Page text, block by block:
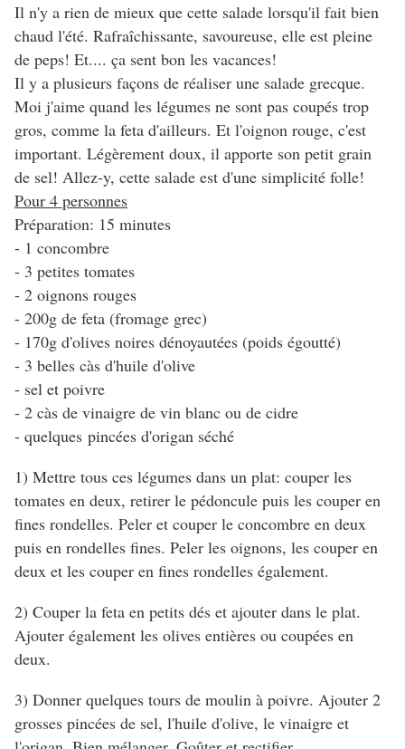
Il n'y a rien de mieux que cette salade lorsqu'il fait bien
chaud l'été. Rafraîchissante, savoureuse, elle est pleine
de peps! Et.... ça sent bon les vacances!
Il y a plusieurs façons de réaliser une salade grecque.
Moi j'aime quand les légumes ne sont pas coupés trop
gros, comme la feta d'ailleurs. Et l'oignon rouge, c'est
important. Légèrement doux, il apporte son petit grain
de sel! Allez-y, cette salade est d'une simplicité folle!
Pour 4 personnes
Préparation: 15 minutes
- 1 concombre
- 3 petites tomates
- 2 oignons rouges
- 200g de feta (fromage grec)
- 170g d'olives noires dénoyautées (poids égoutté)
- 3 belles càs d'huile d'olive
- sel et poivre
- 2 càs de vinaigre de vin blanc ou de cidre
- quelques pincées d'origan séché
1) Mettre tous ces légumes dans un plat: couper les
tomates en deux, retirer le pédoncule puis les couper en
fines rondelles. Peler et couper le concombre en deux
puis en rondelles fines. Peler les oignons, les couper en
deux et les couper en fines rondelles également.
2) Couper la feta en petits dés et ajouter dans le plat.
Ajouter également les olives entières ou coupées en
deux.
3) Donner quelques tours de moulin à poivre. Ajouter 2
grosses pincées de sel, l'huile d'olive, le vinaigre et